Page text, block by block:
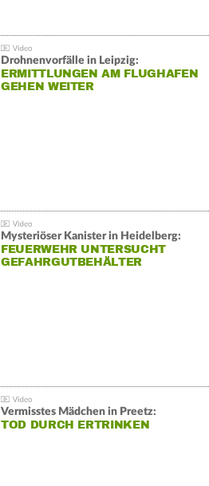
Drohnenvorfälle in Leipzig:
ERMITTLUNGEN AM FLUGHAFEN
GEHEN WEITER
Mysteriöser Kanister in Heidelberg:
FEUERWEHR UNTERSUCHT
GEFAHRGUTBEHÄLTER
Vermisstes Mädchen in Preetz:
TOD DURCH ERTRINKEN